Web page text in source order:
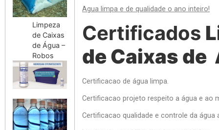
Limpeza
de Caixas
de Água –
Robos
Agua limpa e de qualidade o ano inteiro!
Certificados
de Caixas de
Certificacao de água limpa.
Certificacao projeto respeito a água e ao
Certificacao qualidade e controle da água